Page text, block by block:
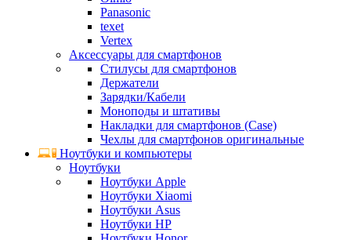
Panasonic
texet
Vertex
Аксессуары для смартфонов
Стилусы для смартфонов
Держатели
Зарядки/Кабели
Моноподы и штативы
Накладки для смартфонов (Case)
Чехлы для смартфонов оригинальные
Ноутбуки и компьютеры
Ноутбуки
Ноутбуки Apple
Ноутбуки Xiaomi
Ноутбуки Asus
Ноутбуки HP